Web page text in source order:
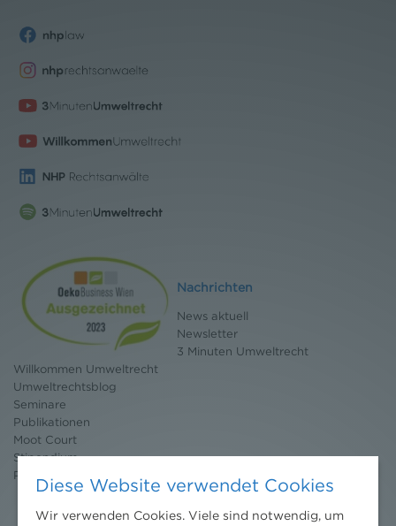
Nachrichten
News aktuell
Newsletter
3 Minuten Umweltrecht
Willkommen Umweltrecht
Umweltrechtsblog
Seminare
Publikationen
Moot Court
Stipendium
Pressebereich
Diese Website verwendet Cookies
Wir verwenden Cookies. Viele sind notwendig, um